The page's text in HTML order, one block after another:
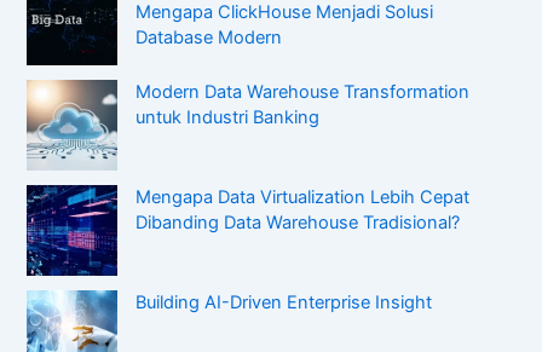
Mengapa ClickHouse Menjadi Solusi
Database Modern
Modern Data Warehouse Transformation
untuk Industri Banking
Mengapa Data Virtualization Lebih Cepat
Dibanding Data Warehouse Tradisional?
Building AI-Driven Enterprise Insight